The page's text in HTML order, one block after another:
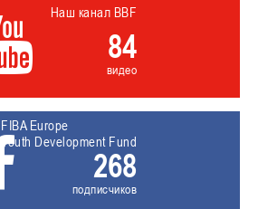
Наш канал BBF
84
видео
FIBA Europe
Youth Development Fund
268
подписчиков